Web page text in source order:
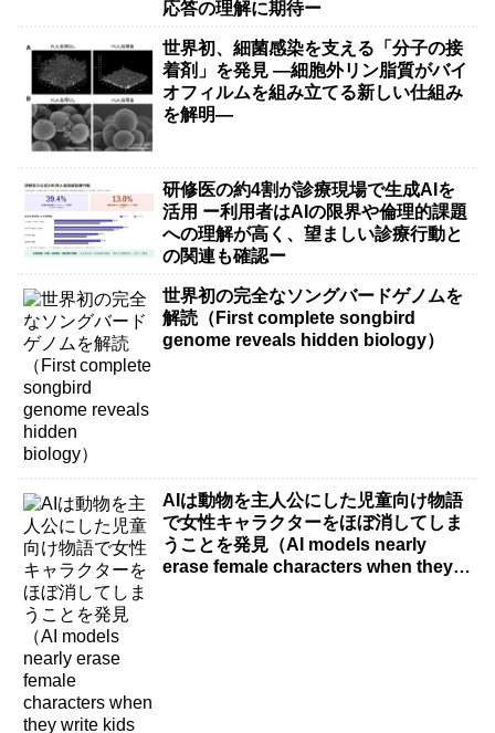
応答の理解に期待ー
世界初、細菌感染を支える「分子の接
着剤」を発見 ―細胞外リン脂質がバイ
オフィルムを組み立てる新しい仕組み
を解明―
研修医の約4割が診療現場で生成AIを
活用 ー利用者はAIの限界や倫理的課題
への理解が高く、望ましい診療行動と
の関連も確認ー
世界初の完全なソングバードゲノムを
解読（First complete songbird
genome reveals hidden biology）
AIは動物を主人公にした児童向け物語
で女性キャラクターをほぼ消してしま
うことを発見（AI models nearly
erase female characters when they